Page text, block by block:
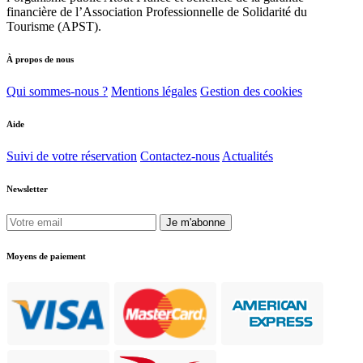
financière de l’Association Professionnelle de Solidarité du
Tourisme (APST).
À propos de nous
Qui sommes-nous ? Mentions légales Gestion des cookies
Aide
Suivi de votre réservation Contactez-nous Actualités
Newsletter
Je m'abonne
Moyens de paiement